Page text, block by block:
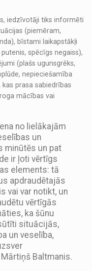
iedzīvotāji tiks informēti
(piemēram,
bīstami laikapstākļi
spēcīgs negaiss),
(plašs ugunsgrēks,
nepieciešamība
prasa sabiedrības
mācības vai
no lielākajām
un
minūtēs un pat
ir ļoti vērtīgs
elements: tā
apdraudētajās
vai var notikt, un
vērtīgās
ka šūnu
situācijās,
un veselība,
Baltmanis.